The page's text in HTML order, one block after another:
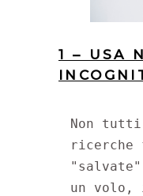
1 – USA
Non tutti
ricerche
un volo,